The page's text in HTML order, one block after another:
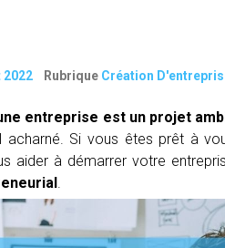
2022 Rubrique Création
entreprise est un projet
acharné. Si vous êtes prêt à
aider à démarrer votre
.